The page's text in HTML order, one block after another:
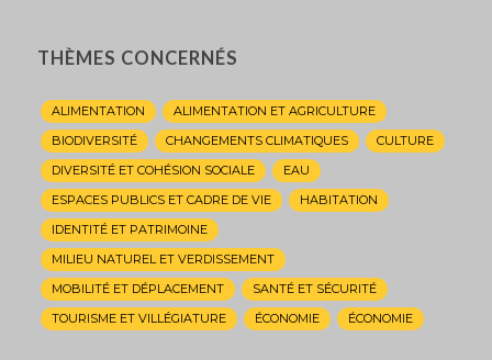
THÈMES CONCERNÉS
ALIMENTATION
ALIMENTATION ET AGRICULTURE
BIODIVERSITÉ
CHANGEMENTS CLIMATIQUES
CULTURE
DIVERSITÉ ET COHÉSION SOCIALE
EAU
ESPACES PUBLICS ET CADRE DE VIE
HABITATION
IDENTITÉ ET PATRIMOINE
MILIEU NATUREL ET VERDISSEMENT
MOBILITÉ ET DÉPLACEMENT
SANTÉ ET SÉCURITÉ
TOURISME ET VILLÉGIATURE
ÉCONOMIE ÉCONOMIE